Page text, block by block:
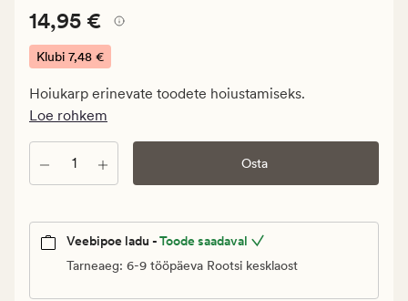
Pris_ee
14,95
€.
7,48
€
Pris_ee 14,95 €
14,95 €
Klubi 7,48 €
Hoiukarp erinevate toodete hoiustamiseks.
Loe rohkem
Kogus Osta
Veebipoe ladu -Toode saadaval
Tarneaeg: 6-9 tööpäeva Rootsi kesklaost